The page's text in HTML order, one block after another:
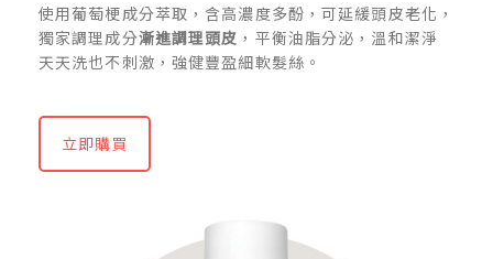
使用葡萄梗成分萃取，含高濃度多酚，可延緩頭皮老化，
獨家調理成分漸進調理頭皮 ，平衡油脂分泌，溫和潔淨
天天洗也不刺激，強健豐盈細軟髮絲。
立即購買